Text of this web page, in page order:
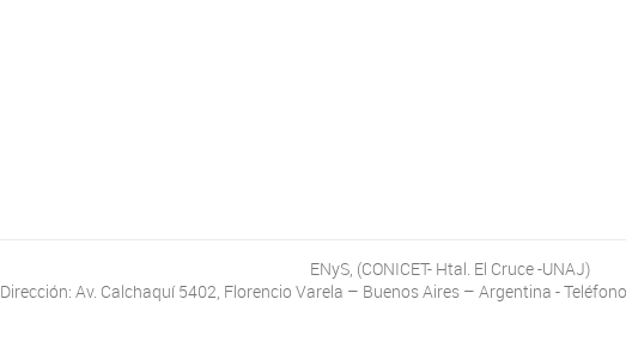
ENyS, (CONICET- Htal. El Cruce -UNAJ)
Dirección: Av. Calchaquí 5402, Florencio Varela – Buenos Aires – Argentina -